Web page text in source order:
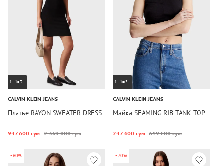
1+1=3
CALVIN KLEIN JEANS
Платье RAYON SWEATER DRESS
947 600 сум 2 369 000 сум
1+1=3
CALVIN KLEIN JEANS
Майка SEAMING RIB TANK TOP
247 600 сум 619 000 сум
-60% -70%